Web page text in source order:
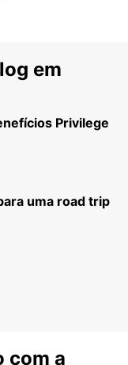
em
Privilege
uma road trip
com a